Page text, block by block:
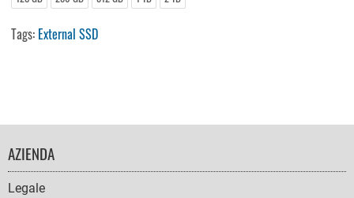
Tags: External SSD
FOOTER
NAVIGATION
AZIENDA
Legale